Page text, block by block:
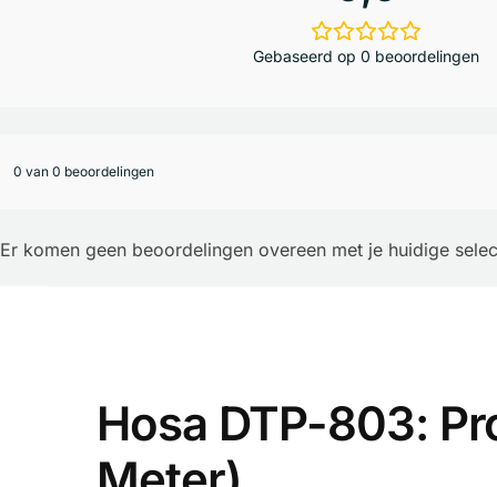
Gebaseerd op 0 beoordelingen
0 van 0 beoordelingen
Er komen geen beoordelingen overeen met je huidige
Hosa DTP-803: